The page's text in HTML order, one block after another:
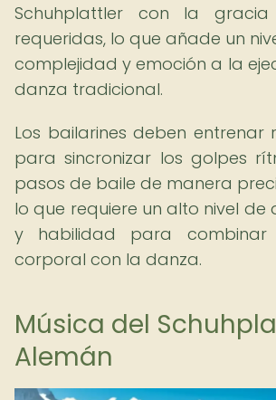
Schuhplattler con la
requeridas, lo que añade un
complejidad y emoción a la
danza tradicional.
Los bailarines deben entrenar
para sincronizar los golpes
pasos de baile de manera
lo que requiere un alto nivel de
y habilidad para combinar
corporal con la danza.
Música del
Alemán